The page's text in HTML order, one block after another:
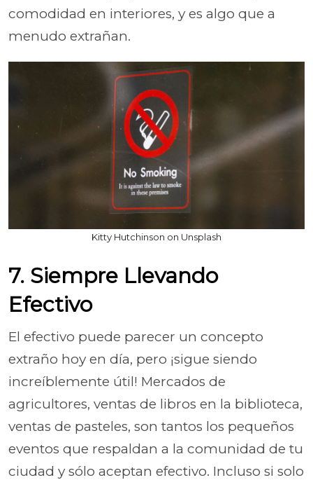
comodidad en interiores, y es algo que a
menudo extrañan.
Kitty Hutchinson on Unsplash
7. Siempre Llevando
Efectivo
El efectivo puede parecer un concepto
extraño hoy en día, pero ¡sigue siendo
increíblemente útil! Mercados de
agricultores, ventas de libros en la biblioteca,
ventas de pasteles, son tantos los pequeños
eventos que respaldan a la comunidad de tu
ciudad y sólo aceptan efectivo. Incluso si solo